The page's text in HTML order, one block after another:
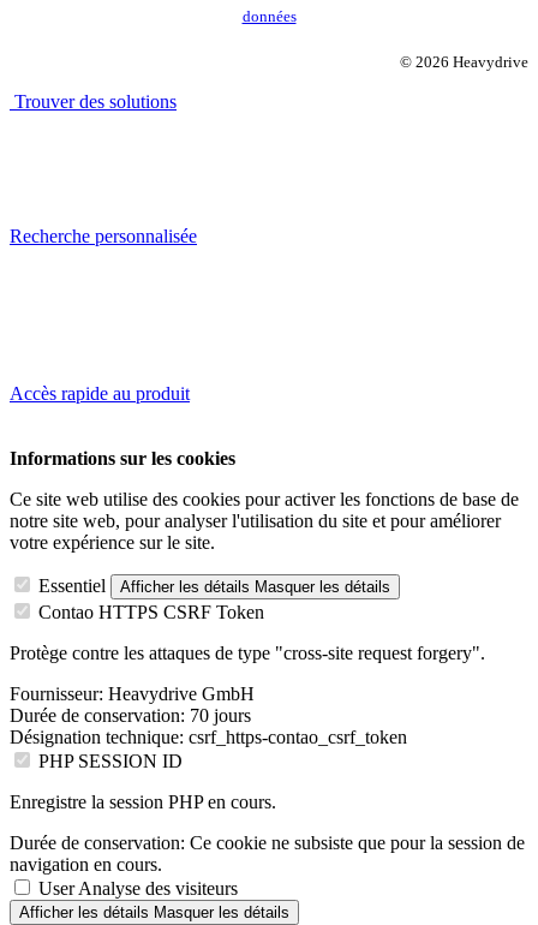
données
© 2026 Heavydrive
Trouver des solutions
Recherche personnalisée
Accès rapide au produit
Informations sur les cookies
Ce site web utilise des cookies pour activer les fonctions de base de
notre site web, pour analyser l'utilisation du site et pour améliorer
votre expérience sur le site.
Essentiel Afficher les détails Masquer les détails
Contao HTTPS CSRF Token
Protège contre les attaques de type "cross-site request forgery".
Fournisseur: Heavydrive GmbH
Durée de conservation: 70 jours
Désignation technique: csrf_https-contao_csrf_token
PHP SESSION ID
Enregistre la session PHP en cours.
Durée de conservation: Ce cookie ne subsiste que pour la session de
navigation en cours.
User Analyse des visiteurs
Afficher les détails Masquer les détails